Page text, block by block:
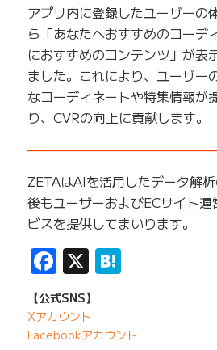
アプリ内に登録したユーザーの
ら「あなたへおすすめのコーデ
におすすめのコンテンツ」が表
ました。これにより、ユーザー
なコーディネートや特集情報が
り、CVRの向上に貢献します。
ZETAはAIを活用したデータ解
後もユーザーおよびECサイト
ビスを提供してまいります。
Facebook
X Hatena
【公式SNS】
Xアカウント
Facebookアカウント